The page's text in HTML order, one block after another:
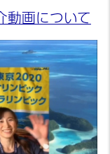
画について